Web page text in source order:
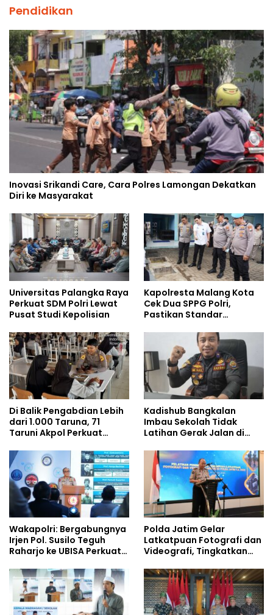
Pendidikan
Inovasi Srikandi Care, Cara Polres Lamongan Dekatkan
Diri ke Masyarakat
Universitas Palangka Raya
Perkuat SDM Polri Lewat
Pusat Studi Kepolisian
Kapolresta Malang Kota
Cek Dua SPPG Polri,
Pastikan Standar
Pengelolaan Limbah
Berjalan Optimal
Di Balik Pengabdian Lebih
dari 1.000 Taruna, 71
Taruni Akpol Perkuat
Siswa Sekolah Rakyat
Kadishub Bangkalan
Imbau Sekolah Tidak
Latihan Gerak Jalan di
Wakapolri: Bergabungnya
Irjen Pol. Susilo Teguh
Raharjo ke UBISA Perkuat
Studi Kepolisian
Polda Jatim Gelar
Latkatpuan Fotografi dan
Videografi, Tingkatkan
Era Digital